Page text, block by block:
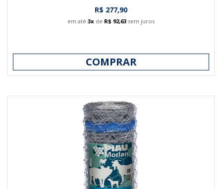
R$ 277,90
em até 3x de R$ 92,63 sem juros
COMPRAR